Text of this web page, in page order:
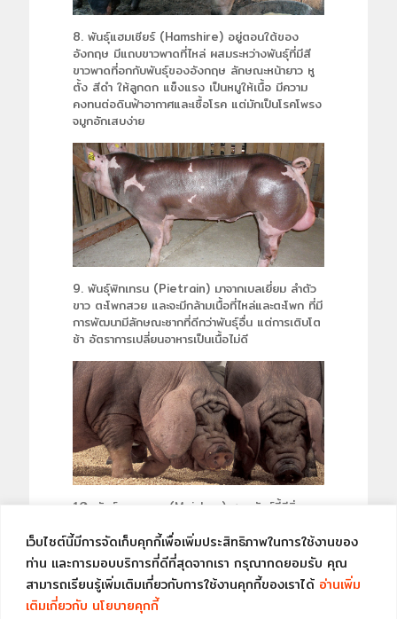
เว็บไซต์นี้มีการจัดเก็บคุกกี้เพื่อเพิ่มประสิทธิภาพในการใช้งานของ
ท่าน และการมอบบริการที่ดีที่สุดจากเรา กรุณากดยอมรับ คุณ
สามารถเรียนรู้เพิ่มเติมเกี่ยวกับการใช้งานคุกกี้ของเราได้ อ่านเพิ่ม
เติมเกี่ยวกับ นโยบายคุกกี้
8. พันธุ์แฮมเชียร์ (Hamshire) อยู่ตอนใต้ของ
อังกฤษ มีแถบขาวพาดที่ไหล่ ผสมระหว่างพันธุ์ที่มีสี
ขาวพาดที่อกกับพันธุ์ของอังกฤษ ลักษณะหน้ายาว หู
ตั้ง สีดำ ให้ลูกดก แข็งแรง เป็นหมูให้เนื้อ มีความ
คงทนต่อดินฟ้าอากาศและเชื้อโรค แต่มักเป็นโรคโพรง
จมูกอักเสบง่าย
9. พันธุ์พิทเทรน (Pietrain) มาจากเบลเยี่ยม ลำตัว
ขาว ตะโพกสวย และจะมีกล้ามเนื้อที่ไหล่และตะโพก ที่มี
การพัฒนามีลักษณะซากที่ดีกว่าพันธุ์อื่น แต่การเติบโต
ช้า อัตราการเปลี่ยนอาหารเป็นเนื้อไม่ดี
10. พันธุ์ เหมยซาน (Meishan) สุกรพันธุ์นี้มีถิ่น
ในประเทศไทย เมื่อครั้งที่สมเด็จพระเทพรัตนราชสุดา
สยามบรมราชกุมารี เสด็จประเทศ สาธารณรัฐ
ประชาชนจีน ทางจีนได้ถวายสุกรพันธุ์นี้มาและได้มอบ
ให้กรมปศุสัตว์ นำมาขยายพันธุ์ มีลักษณะหลังแอ่น
ท้องยาน ผิวออกสีดำ ไปทางเทาผิวหนังเหี่ยวย่น ให้